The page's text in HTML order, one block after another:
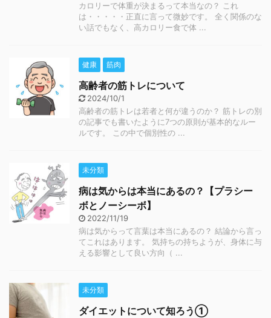
カロリーで体重が決まるって本当なの？ これ
は・・・・・正直に言って微妙です。 全く関係のな
い話でもなく、高カロリー食で体 ...
健康 筋肉
高齢者の筋トレについて
2024/10/1
高齢者の筋トレは若者と何が違うのか？ 筋トレの別
の記事でも書いたように7つの原則が基本的なルー
ルです。 この中で個別性の ...
未分類
病は気からは本当にあるの？【プラシー
ボとノーシーボ】
2022/11/19
病は気からって言葉は本当にあるの？ 結論から言っ
てこれはあります。 気持ちの持ちようが、身体に与
える影響として良い方向（ ...
未分類
ダイエットについて知ろう①